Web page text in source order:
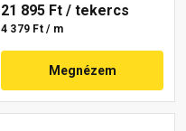
21 895 Ft / tekercs
4 379 Ft / m
Megnézem